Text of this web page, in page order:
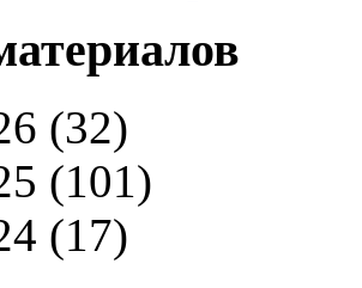
(32)
(101)
(17)